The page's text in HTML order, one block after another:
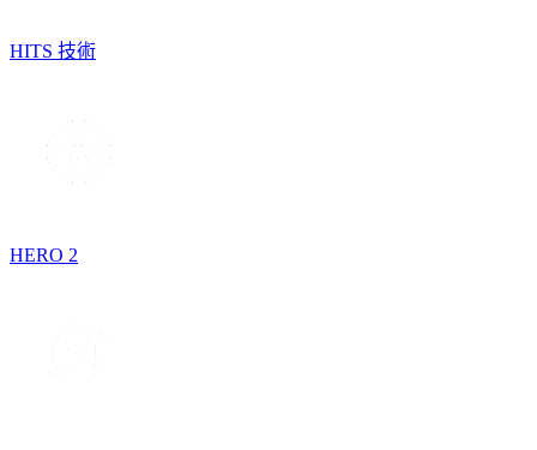
HITS 技術
HERO 2